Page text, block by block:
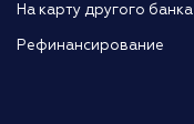
На карту другого банка
Рефинансирование